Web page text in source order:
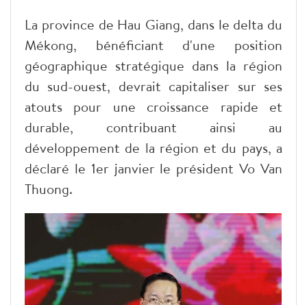
La province de Hau Giang, dans le delta du
Mékong, bénéficiant d'une position
géographique stratégique dans la région
du sud-ouest, devrait capitaliser sur ses
atouts pour une croissance rapide et
durable, contribuant ainsi au
développement de la région et du pays, a
déclaré le 1er janvier le président Vo Van
Thuong.